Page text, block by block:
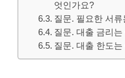
엇인가요?
질문. 필요한 서
질문. 대출 금리
질문. 대출 한도